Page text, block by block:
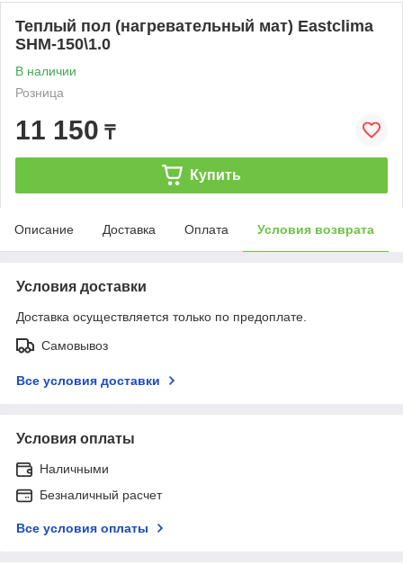
Теплый пол (нагревательный мат) Eastclima
SHM-150\1.0
В наличии
Розница
11 150 ₸
Купить
Описание Доставка Оплата Условия возврата
Условия доставки
Доставка осуществляется только по предоплате.
Самовывоз
Все условия доставки
Условия оплаты
Наличными
Безналичный расчет
Все условия оплаты